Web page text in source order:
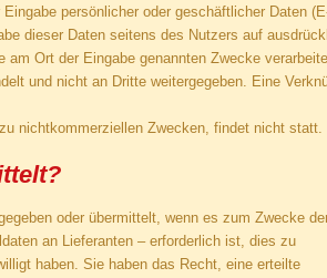
persönlicher oder geschäftlicher Daten
dieser Daten seitens des Nutzers auf
Ort der Eingabe genannten Zwecke
und nicht an Dritte weitergegeben. Eine
nichtkommerziellen Zwecken, findet nicht statt.
oder übermittelt, wenn es zum Zwecke
an Lieferanten – erforderlich ist, dies zu
haben. Sie haben das Recht, eine erteilte